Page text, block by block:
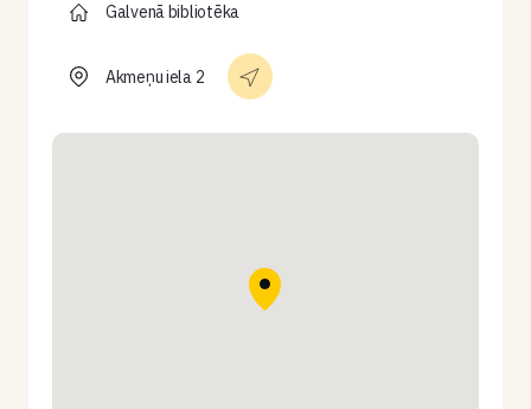
Galvenā bibliotēka
Akmeņu iela 2